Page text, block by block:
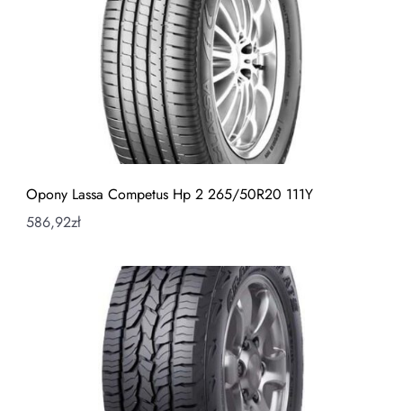
Opony Lassa Competus Hp 2 265/50R20 111Y
586,92zł